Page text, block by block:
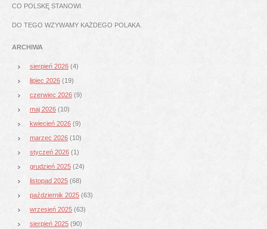
CO POLSKĘ STANOWI.
DO TEGO WZYWAMY KAŻDEGO POLAKA.
ARCHIWA
sierpień 2026 (4)
lipiec 2026 (19)
czerwiec 2026 (9)
maj 2026 (10)
kwiecień 2026 (9)
marzec 2026 (10)
styczeń 2026 (1)
grudzień 2025 (24)
listopad 2025 (68)
październik 2025 (63)
wrzesień 2025 (63)
sierpień 2025 (90)